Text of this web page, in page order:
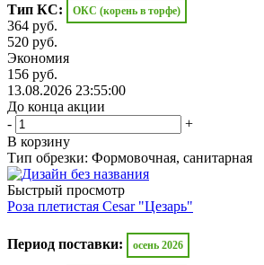
Тип КС: ОКС (корень в торфе)
364 руб.
520 руб.
Экономия
156 руб.
13.08.2026 23:55:00
До конца акции
-
+
В корзину
Тип обрезки: Формовочная, санитарная
Быстрый просмотр
Роза плетистая Cesar "Цезарь"
Период поставки: осень 2026